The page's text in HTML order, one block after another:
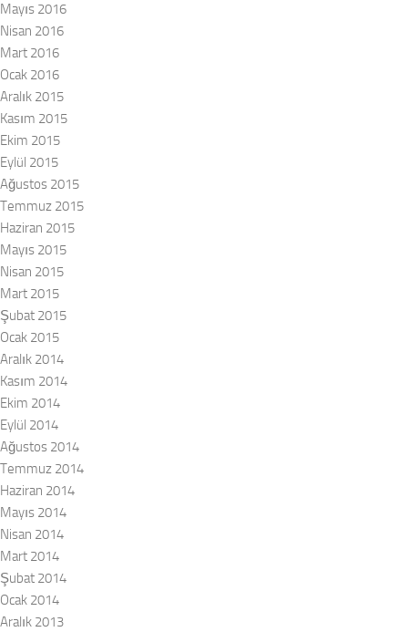
Mayıs 2016
Nisan 2016
Mart 2016
Ocak 2016
Aralık 2015
Kasım 2015
Ekim 2015
Eylül 2015
Ağustos 2015
Temmuz 2015
Haziran 2015
Mayıs 2015
Nisan 2015
Mart 2015
Şubat 2015
Ocak 2015
Aralık 2014
Kasım 2014
Ekim 2014
Eylül 2014
Ağustos 2014
Temmuz 2014
Haziran 2014
Mayıs 2014
Nisan 2014
Mart 2014
Şubat 2014
Ocak 2014
Aralık 2013